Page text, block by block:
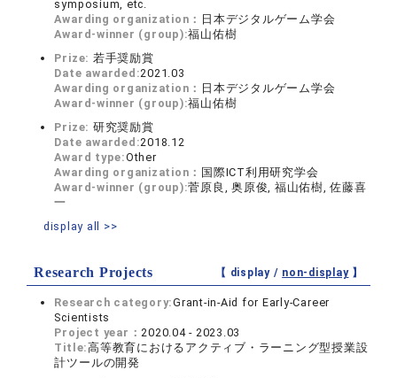
symposium, etc.
Awarding organization： 日本デジタルゲーム学会
Award-winner (group):福山佑樹
Prize: 若手奨励賞
Date awarded:2021.03
Awarding organization： 日本デジタルゲーム学会
Award-winner (group):福山佑樹
Prize: 研究奨励賞
Date awarded:2018.12
Award type:Other
Awarding organization： 国際ICT利用研究学会
Award-winner (group):菅原良, 奥原俊, 福山佑樹, 佐藤喜
一
display all >>
Research Projects 【 display / non-display】
Research category:Grant-in-Aid for Early-Career
Scientists
Project year： 2020.04 - 2023.03
Title:高等教育におけるアクティブ・ラーニング型授業設
計ツールの開発